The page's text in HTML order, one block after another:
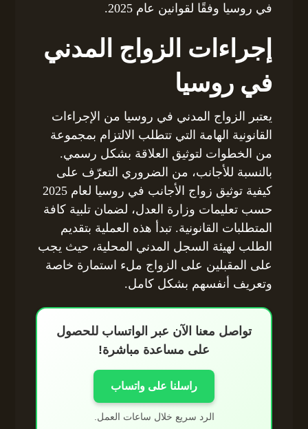
في روسيا وفقًا لقوانين عام 2025.
إجراءات الزواج المدني
في روسيا
يعتبر الزواج المدني في روسيا من الإجراءات
القانونية الهامة التي تتطلب الالتزام بمجموعة
من الخطوات لتوثيق العلاقة بشكل رسمي.
بالنسبة للأجانب، من الضروري التعرّف على
كيفية توثيق زواج الأجانب في روسيا لعام 2025
حسب تعليمات وزارة العدل، لضمان تلبية كافة
المتطلبات القانونية. تبدأ هذه العملية بتقديم
الطلب لهيئة السجل المدني المحلية، حيث يجب
على المقبلين على الزواج ملء استمارة خاصة
وتعريف أنفسهم بشكل كامل.
تواصل معنا الآن عبر الواتساب للحصول
على مساعدة مباشرة!
راسلنا على واتساب
الرد سريع خلال ساعات العمل.